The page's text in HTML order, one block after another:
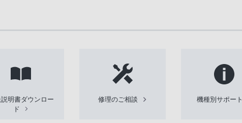
明書ダウンロー
ド
修理のご相談 機種別サポート